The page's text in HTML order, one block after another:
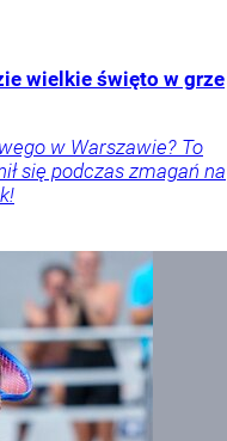
wielkie święto w grze
w Warszawie? To
się podczas zmagań na